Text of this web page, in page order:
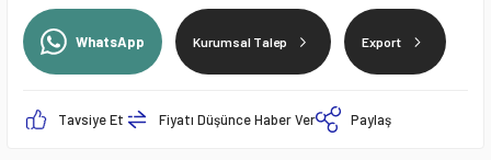
WhatsApp Kurumsal Talep Export
Tavsiye Et Fiyatı Düşünce Haber Ver Paylaş